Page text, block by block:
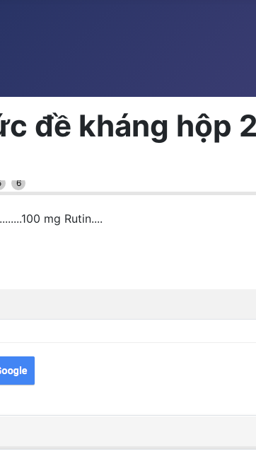
đề kháng hộp
6
mg Rutin....